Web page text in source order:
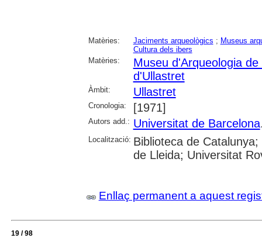
Matèries: Jaciments arqueològics ; Museus
Cultura dels ibers
Matèries:
Museu d'Arqueologia de
d'Ullastret
Àmbit: Ullastret
Cronologia: [1971]
Autors add.: Universitat de Barcelona
Localització: Biblioteca de
de Lleida; Universitat
Enllaç permanent a aquest
19 / 98